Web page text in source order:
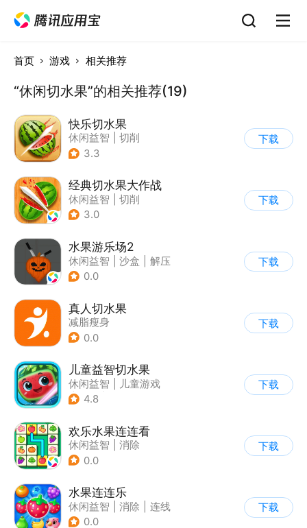
首页 游戏 相关推荐
“休闲切水果”的相关推荐(19)
快乐切水果
休闲益智
切削
3.3
下载
经典切水果大作战
休闲益智
切削
3.0
下载
水果游乐场2
休闲益智 沙盒
解压
| 脑洞
0.0
下载
真人切水果
减脂瘦身
0.0
下载
儿童益智切水果
休闲益智
儿童游戏
| 卡通
4.8
下载
欢乐水果连连看
休闲益智
消除
0.0
下载
水果连连乐
休闲益智 消除
连线
0.0
下载